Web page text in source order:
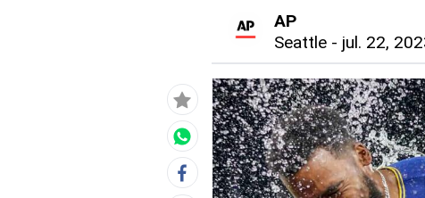
AP
Seattle - jul. 22,